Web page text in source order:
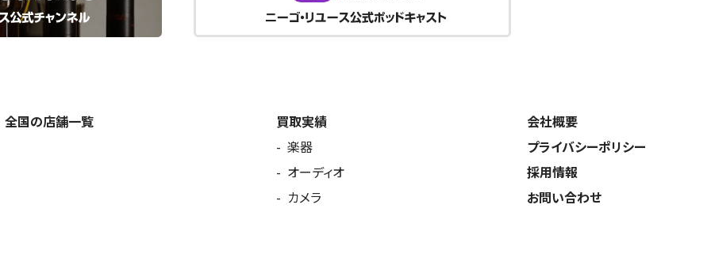
全国の店舗一覧
買取実績
楽器
オーディオ
カメラ
会社概要
プライバシーポリシー
採用情報
お問い合わせ